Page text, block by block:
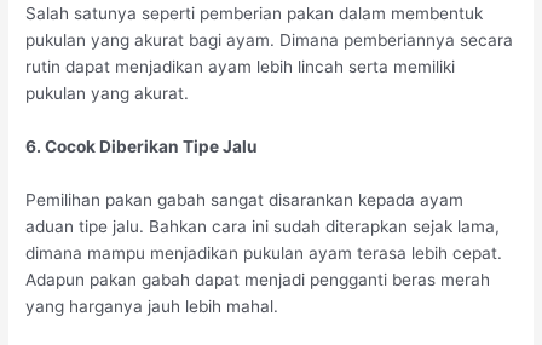
Salah satunya seperti pemberian pakan dalam membentuk
pukulan yang akurat bagi ayam. Dimana pemberiannya secara
rutin dapat menjadikan ayam lebih lincah serta memiliki
pukulan yang akurat.
6. Cocok Diberikan Tipe Jalu
Pemilihan pakan gabah sangat disarankan kepada ayam
aduan tipe jalu. Bahkan cara ini sudah diterapkan sejak lama,
dimana mampu menjadikan pukulan ayam terasa lebih cepat.
Adapun pakan gabah dapat menjadi pengganti beras merah
yang harganya jauh lebih mahal.